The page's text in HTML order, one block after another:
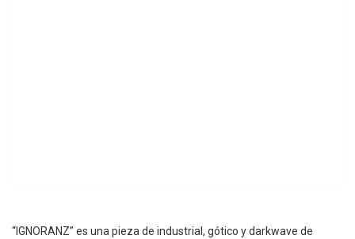
“IGNORANZ” es una pieza de industrial, gótico y darkwave de